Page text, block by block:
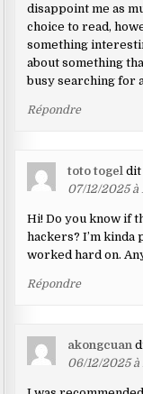
disappoint me as
choice to read,
something
about something
busy searching for
Répondre
toto togel dit
07/12/2025 à
Hi! Do you know if
hackers? I’m kinda
worked hard on.
Répondre
akongcuan
06/12/2025 à